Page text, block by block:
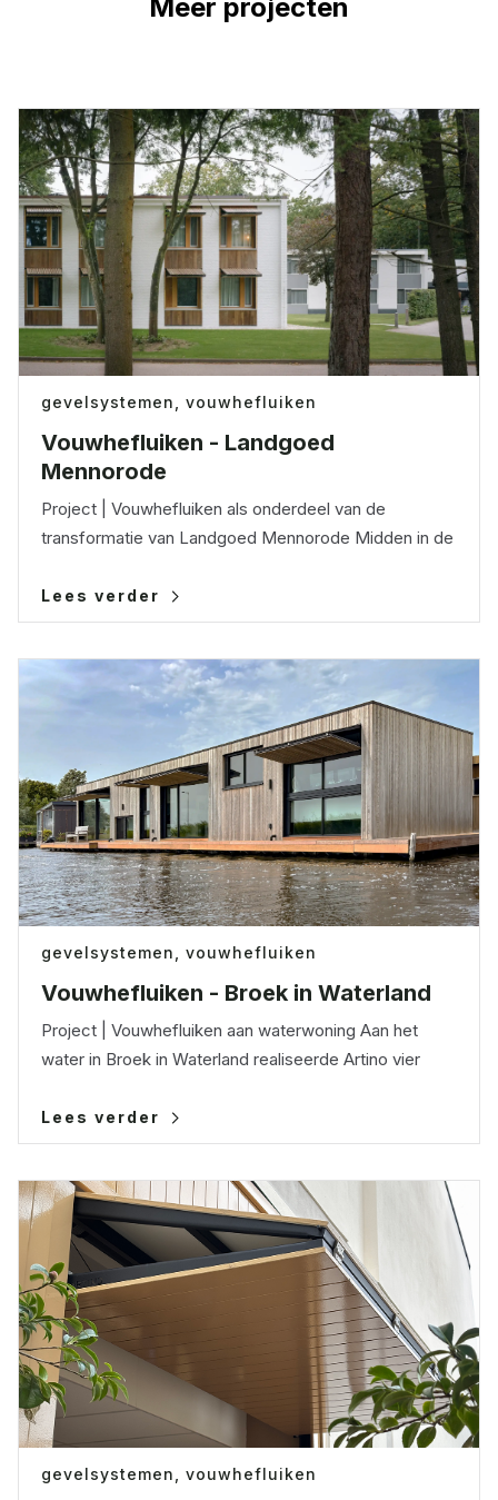
Meer projecten
gevelsystemen, vouwhefluiken
Vouwhefluiken - Landgoed
Mennorode
Project | Vouwhefluiken als onderdeel van de
transformatie van Landgoed Mennorode Midden in de
Lees verder
gevelsystemen, vouwhefluiken
Vouwhefluiken - Broek in Waterland
Project | Vouwhefluiken aan waterwoning Aan het
water in Broek in Waterland realiseerde Artino vier
Lees verder
gevelsystemen, vouwhefluiken